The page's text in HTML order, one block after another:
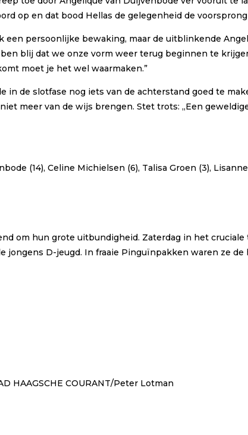
op en dat bood Hellas de gelegenheid de
een persoonlijke bewaking, maar de uitblinkende
blij dat we onze vorm weer terug beginnen te
moet je het wel waarmaken.”
in de slotfase nog iets van de achterstand goed te
meer van de wijs brengen. Stet trots: ,,Een
(14), Celine Michielsen (6), Talisa Groen (3),
om hun grote uitbundigheid. Zaterdag in het
jongens D-jeugd. In fraaie Pinguïnpakken waren ze
HAAGSCHE COURANT/Peter Lotman